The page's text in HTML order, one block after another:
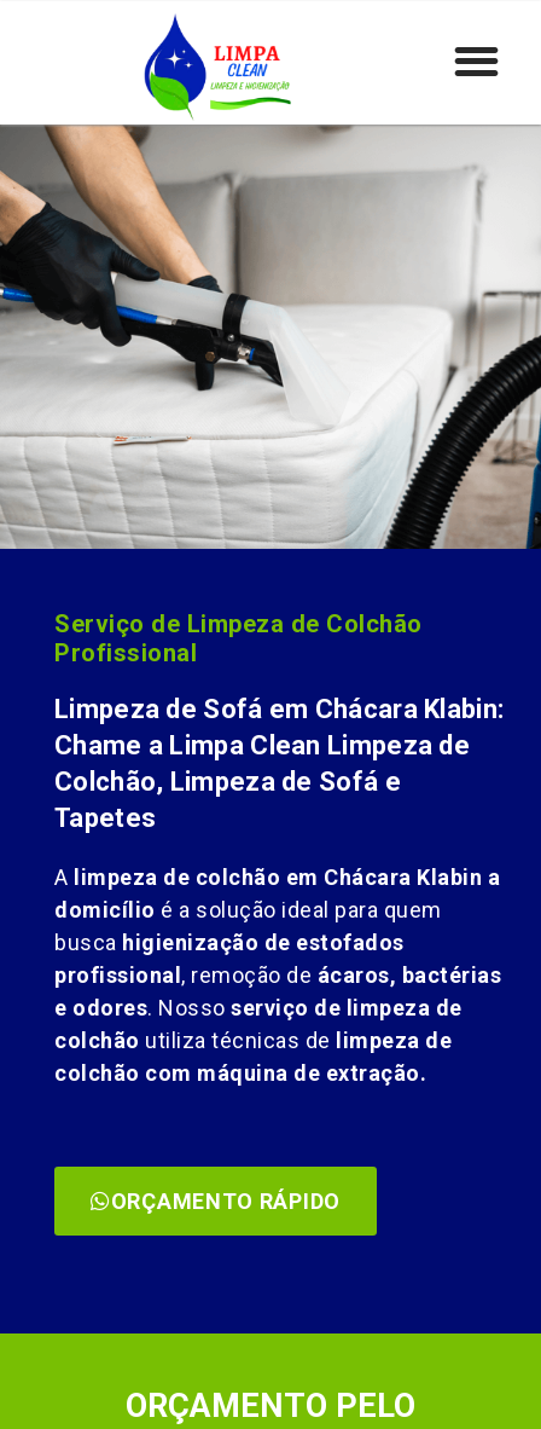
Serviço de Limpeza de Colchão
Profissional
Limpeza de Sofá em Chácara Klabin:
Chame a Limpa Clean Limpeza de
Colchão, Limpeza de Sofá e
Tapetes
A limpeza de colchão em Chácara Klabin a
domicílio é a solução ideal para quem
busca higienização de estofados
profissional, remoção de ácaros, bactérias
e odores. Nosso serviço de limpeza de
colchão utiliza técnicas de limpeza de
colchão com máquina de extração.
ORÇAMENTO RÁPIDO
ORÇAMENTO PELO